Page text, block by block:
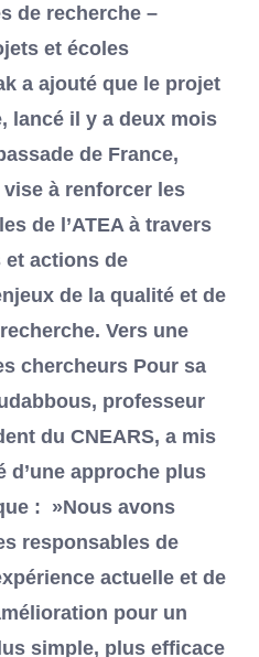
de recherche –
et écoles
a ajouté que le projet
lancé il y a deux mois
de France,
vise à renforcer les
de l’ATEA à travers
actions de
de la qualité et de
Vers une
chercheurs Pour sa
professeur
du CNEARS, a mis
d’une approche plus
: »Nous avons
responsables de
actuelle et de
pour un
simple, plus efficace